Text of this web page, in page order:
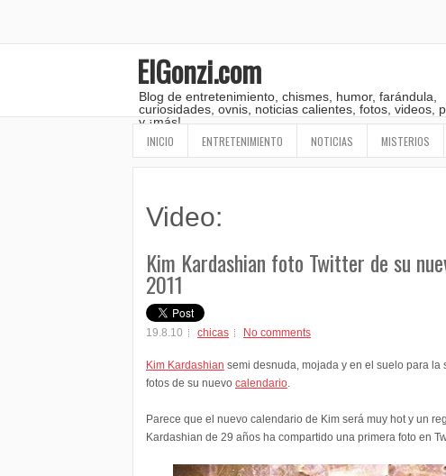
ElGonzi.com
Blog de entretenimiento, chismes, humor, farándula,
curiosidades, ovnis, noticias calientes, fotos, videos,
y ¡más!
INICIO ENTRETENIMIENTO NOTICIAS MISTERIOS
Video:
Kim Kardashian foto Twitter de su
2011
19.8.10 chicas No comments
Kim Kardashian semi desnuda, mojada y en el suelo para la
fotos de su nuevo calendario.
Parece que el nuevo calendario de Kim será muy hot y un
Kardashian de 29 años ha compartido una primera foto en